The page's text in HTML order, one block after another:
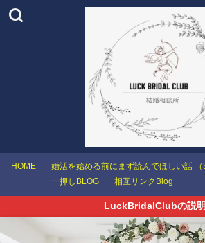
HOME
婚活を始める前にまず読んでほしい話
一押しBLOG
相互リンクBlog
LuckBridalClubの説明